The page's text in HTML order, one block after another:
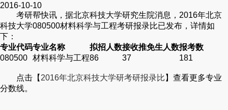
2016-10-10
考研帮快讯，据北京科技大学研究生院消息，2016年北京
科技大学080500材料科学与工程考研报录比已发布，详情如
下：
专业代码专业名称 拟招人数接收推免生人数报考数
080500 材料科学与工程86 37 181
点击【 2016年北京科技大学研考研报录比 】查看更多专业
分数线。